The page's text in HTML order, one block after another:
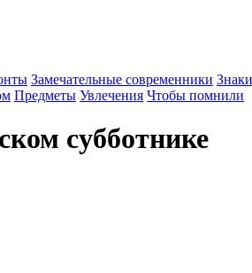
Замечательные современники Знаки
Предметы Увлечения Чтобы помнили
субботнике